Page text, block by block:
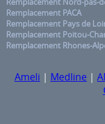
Remplacement PACA
Remplacement Pays de
Remplacement Poitou-
Remplacement Rhones-
Ameli | Medline |